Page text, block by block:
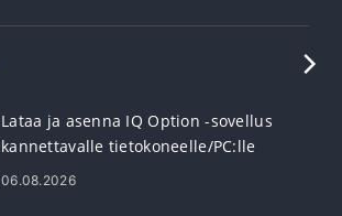
Lataa ja asenna IQ Option -sovellus
kannettavalle tietokoneelle/PC:lle
(Windows, macOS)
06.08.2026